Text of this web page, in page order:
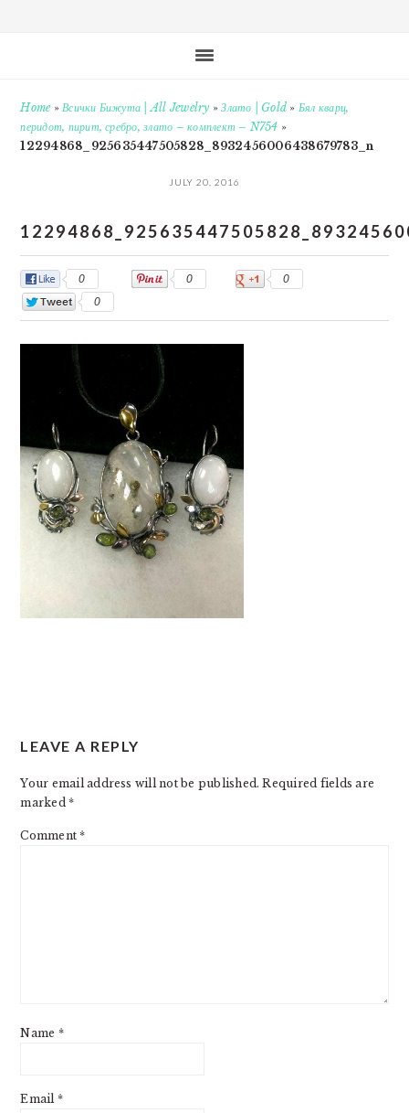
Home»Всички Бижута | All Jewelry »Злато | Gold » Бял кварц,
перидот, пирит, сребро, злато – комплект – N754 »
12294868_925635447505828_8932456006438679783_n
JULY 20, 2016
0 0
0
0
INTERACTIONS
LEAVE A REPLY
Your email address will not be published. Required fields are
marked*
Comment*
Name *
Email *